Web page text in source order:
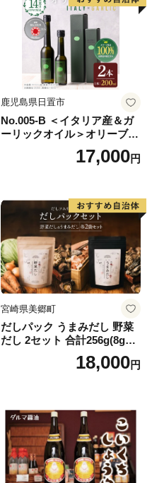
鹿児島県日置市
No.005-B ＜イタリア産＆ガ
ーリックオイル＞オリーブオ
イルセット(200ml×2本) 日置
市 特産品 調味料 油 エキスト
ブ】
17,000円
宮崎県美郷町
だしパック うまみだし 野菜
だし 2セット 合計256g(8g×8
パック×2種×2セット) [岡田商
店 宮崎県 美郷町 31ac0069]
18,000円